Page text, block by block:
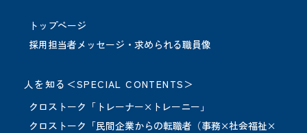
トップページ
採用担当者メッセージ・求められる職員像
人を知る＜SPECIAL CONTENTS＞
クロストーク「トレーナー×トレーニー」
クロストーク「民間企業からの転職者（事務×社会福祉×